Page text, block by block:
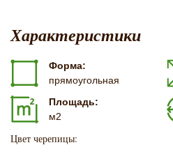
Характеристики
Форма:
прямоугольная
Площадь:
м2
Цвет черепицы: